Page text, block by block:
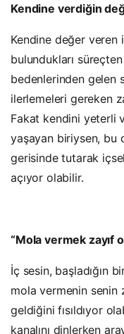
Kendine verdiğin
Kendine değer veren
bulundukları
bedenlerinden gelen
ilerlemeleri gereken
Fakat kendini yeterli
yaşayan biriysen, bu
gerisinde tutarak
açıyor olabilir.
“Mola vermek zayıf
İç sesin, başladığın
mola vermenin senin
geldiğini fısıldıyor
kanalını dinlerken